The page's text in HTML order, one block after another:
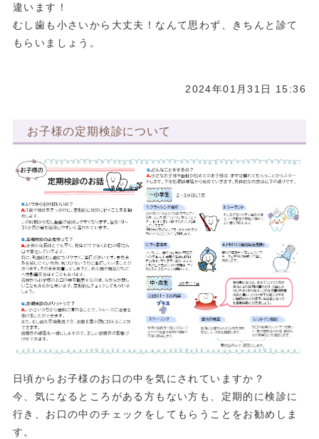
違います！
むし歯も小さいから大丈夫！なんて思わず、きちんと診て
もらいましょう。
2024年01月31日 15:36
お子様の定期検診について
日頃からお子様のお口の中を気にされていますか？
今、気になるところがある方もない方も、定期的に検診に
行き、お口の中のチェックをしてもらうことをお勧めしま
す。